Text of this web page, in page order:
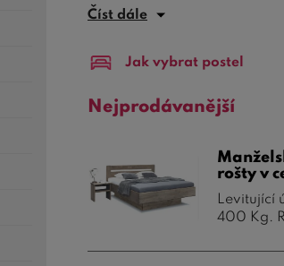
Levitující postele z masivu
příjemný spánek, který vás
Navíc našelevitující postele
věcí, které potřebujete mít po
Objednejte si jednu z našich
harmoniealehkosti, který
pravou postel pro váš interiér.
Číst dále
Jak vybrat postel
Nejprodávanější
rošty v
Levitující
400 Kg.